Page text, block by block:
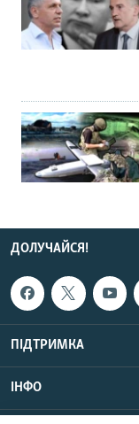
ДОЛУЧАЙСЯ!
ПІДТРИМКА
ІНФО